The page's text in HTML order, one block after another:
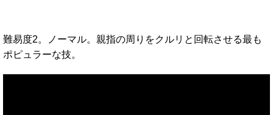
難易度2。ノーマル。親指の周りをクルリと回転させる最も
ポピュラーな技。